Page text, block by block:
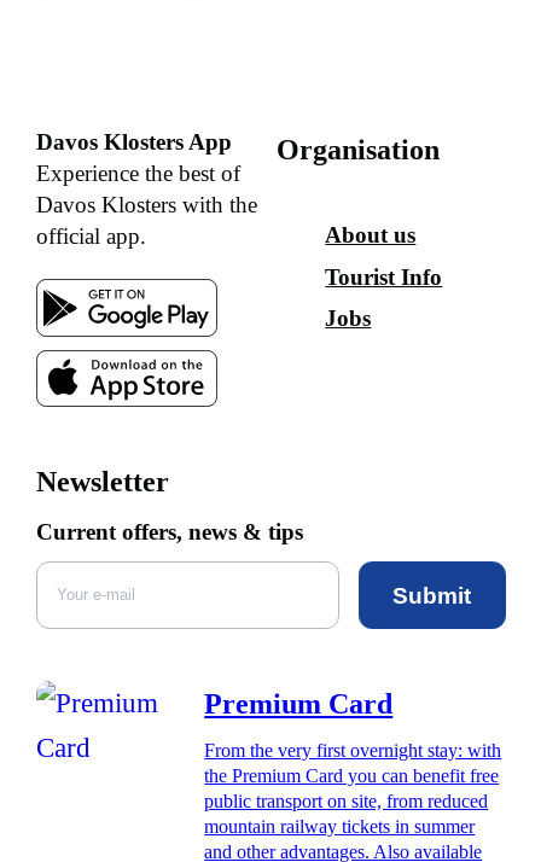
Davos Klosters App
Experience the best of
Davos Klosters with the
official app.
Organisation
About us
Tourist Info
Jobs
Newsletter
Current offers, news & tips
Submit
Premium Card
From the very first overnight stay: with
the Premium Card you can benefit free
public transport on site, from reduced
mountain railway tickets in summer
and other advantages. Also available